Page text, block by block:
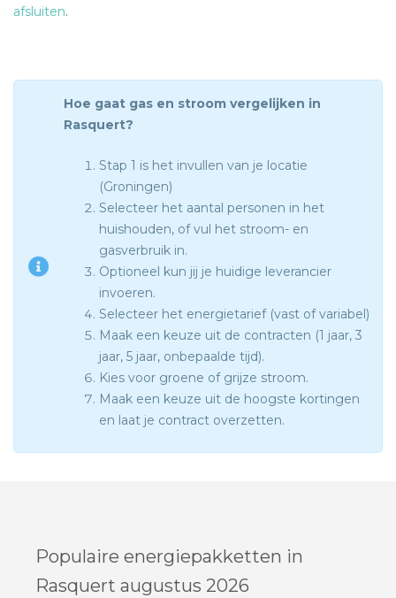
afsluiten.
Hoe gaat gas en stroom vergelijken in
Rasquert?
Stap 1 is het invullen van je locatie
(Groningen)
Selecteer het aantal personen in het
huishouden, of vul het stroom- en
gasverbruik in.
Optioneel kun jij je huidige leverancier
invoeren.
Selecteer het energietarief (vast of variabel)
Maak een keuze uit de contracten (1 jaar, 3
jaar, 5 jaar, onbepaalde tijd).
Kies voor groene of grijze stroom.
Maak een keuze uit de hoogste kortingen
en laat je contract overzetten.
Populaire energiepakketten in
Rasquert augustus 2026